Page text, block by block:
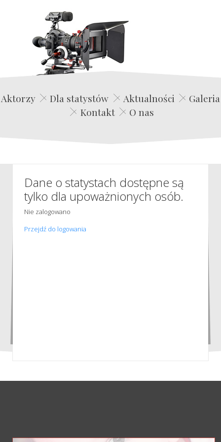
Edwin Film Agencja Aktorska
Aktorzy Dla statystów Aktualności
Galeria
Kontakt
O nas
Dane o statystach dostępne są
tylko dla upoważnionych osób.
Nie zalogowano
Przejdź do logowania